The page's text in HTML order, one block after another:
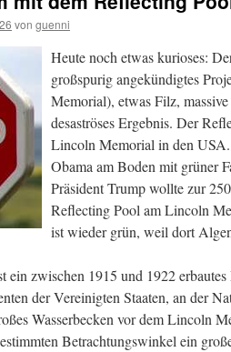
von guenni
Heute noch etwas kurioses:
großspurig angekündigtes
Memorial), etwas Filz,
desaströses Ergebnis. Der
Lincoln Memorial in den
Obama am Boden mit grüner
Präsident Trump wollte zur
Reflecting Pool am Lincoln
ist wieder grün, weil dort
ein zwischen 1915 und 1922
der Vereinigten Staaten, an der
Wasserbecken vor dem Lincoln
Betrachtungswinkel ein